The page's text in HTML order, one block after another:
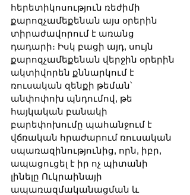
հերետիկոսություն ռեժիմի
քարոզչամեքենան այս օրերին
տիրաժավորում է առանց
դադարի։ Իսկ բացի այդ, սույն
քարոզչամեքենան վերջին օրերին
ակտիվորեն քննարկում է
ռուսական զենքի թեման՝
անփոփոխ պնդումով, թե
հայկական բանակի
բարեփոխումը պահանջում է
վճռական հրաժարում ռուսական
սպառազինությունից, որն, իբր,
ապացուցել է իր ոչ պիտանի
լինելը Ուկրաինայի
ապառազմականացման և